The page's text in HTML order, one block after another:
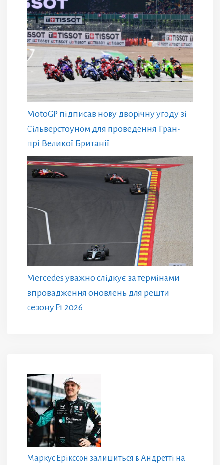
MotoGP підписав нову дворічну угоду зі
Сільверстоуном для проведення Гран-
прі Великої Британії
Mercedes уважно слідкує за термінами
впровадження оновлень для решти
сезону F1 2026
Маркус Ерікссон залишиться в Андретті на